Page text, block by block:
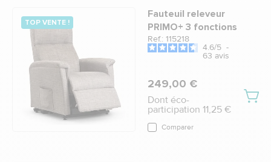
TOP VENTE !
Fauteuil releveur
PRIMO+ 3 fonctions
Ref.: 115218
4.6/5 -
63 avis
249,00 €
Dont éco-
participation 11,25 €
Comparer